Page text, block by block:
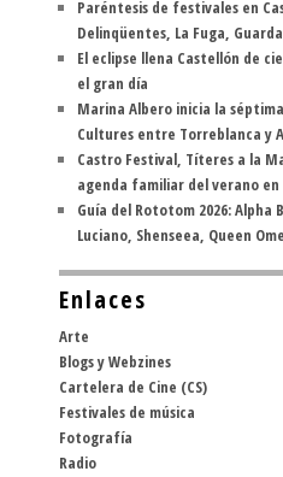
Paréntesis de festivales en
Delinqüentes, La Fuga,
El eclipse llena Castellón de
el gran día
Marina Albero inicia la
Cultures entre Torreblanca y
Castro Festival, Títeres a la
agenda familiar del verano en
Guía del Rototom 2026:
Luciano, Shenseea, Queen
Enlaces
Arte
Blogs y Webzines
Cartelera de Cine (CS)
Festivales de música
Fotografía
Radio